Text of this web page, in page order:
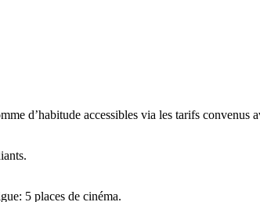
d’habitude accessibles via les tarifs convenus
5 places de cinéma.